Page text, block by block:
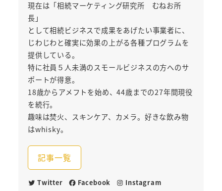
現在は「相続マーケティング研究所 むねお所
長」
として相続ビジネスで成果をあげたい事業者に、
じわじわと確実に効果の上がる各種プログラムを
提供している。
特に社員５人未満のスモールビジネスの方へのサ
ポートが得意。
18歳からアメフトを始め、44歳までの27年間現役
を続行。
趣味は焚火、スキンケア、カメラ。好きな飲み物
はwhisky。
記事一覧
Twitter Facebook
Instagram